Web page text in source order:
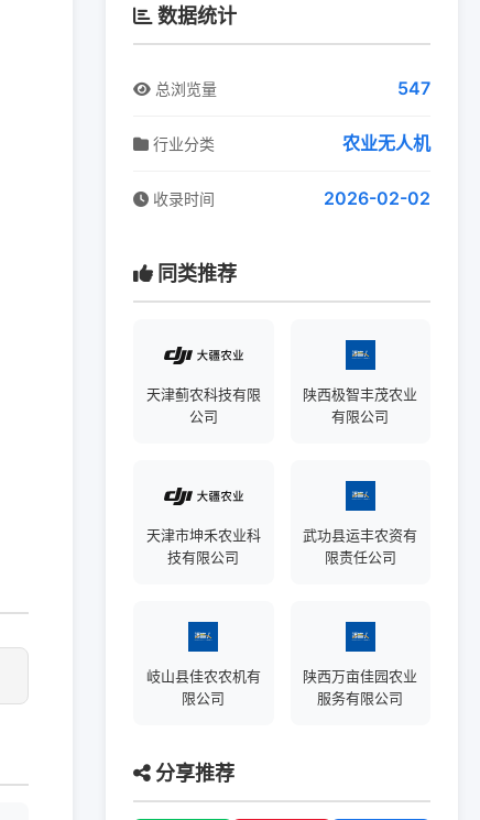
数据统计
总浏览量 547
行业分类 农业无人机
收录时间 2026-02-02
同类推荐
天津蓟农科技有限
公司
陕西极智丰茂农业
有限公司
天津市坤禾农业科
技有限公司
武功县运丰农资有
限责任公司
岐山县佳农农机有
限公司
陕西万亩佳园农业
服务有限公司
分享推荐